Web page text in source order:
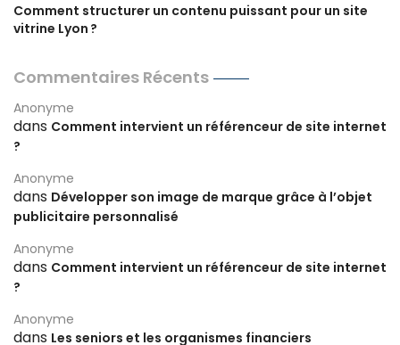
Comment structurer un contenu puissant pour un site
vitrine Lyon ?
Commentaires Récents
Anonyme
dans Comment intervient un référenceur de site internet
?
Anonyme
dans Développer son image de marque grâce à l’objet
publicitaire personnalisé
Anonyme
dans Comment intervient un référenceur de site internet
?
Anonyme
dans Les seniors et les organismes financiers